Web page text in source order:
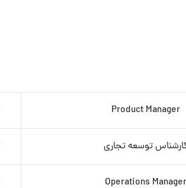
Product Manager
توسعه تجاری
Operations Manager